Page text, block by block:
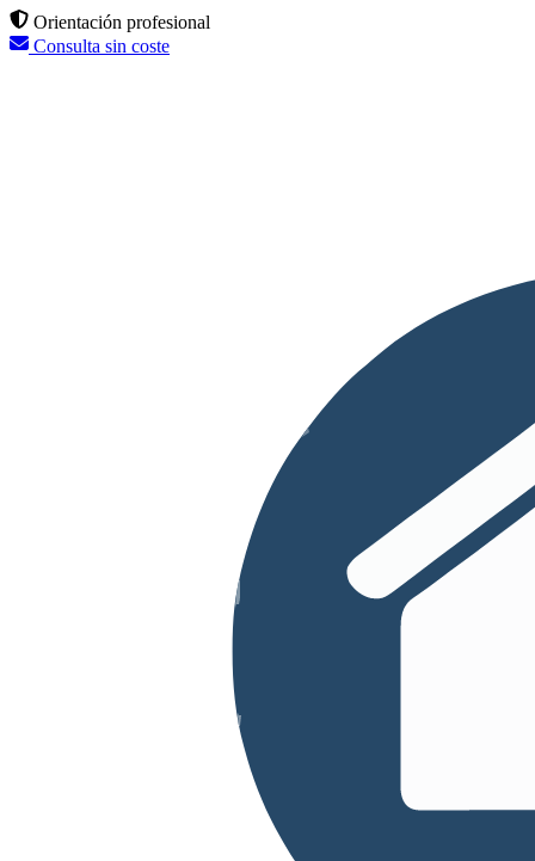
Orientación profesional
Consulta sin coste